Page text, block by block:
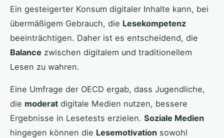
Ein gesteigerter Konsum digitaler Inhalte kann, bei
übermäßigem Gebrauch, die Lesekompetenz
beeinträchtigen. Daher ist es entscheidend, die
Balance zwischen digitalem und traditionellem
Lesen zu wahren.
Eine Umfrage der OECD ergab, dass Jugendliche,
die moderat digitale Medien nutzen, bessere
Ergebnisse in Lesetests erzielen. Soziale Medien
hingegen können die Lesemotivation sowohl